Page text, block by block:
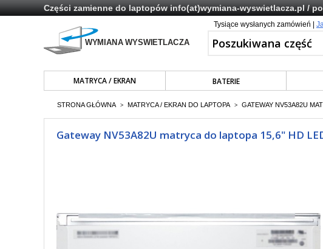
Części zamienne do laptopówinfo(at)wymiana-wyswietlacza.pl/
Tysiące wysłanych zamówień |
MATRYCA / EKRAN BATERIE
STRONA GŁÓWNA > MATRYCA / EKRAN DO LAPTOPA > GATEWAY NV53A82U
Gateway NV53A82U matryca do laptopa 15,6" HD